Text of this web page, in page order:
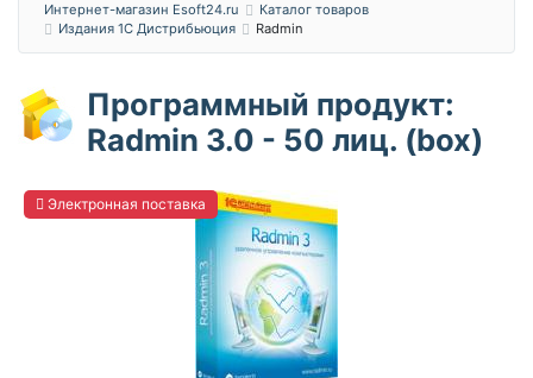
Интернет-магазин Esoft24.ru
Каталог товаров
Издания 1C Дистрибьюция
Radmin
Программный продукт:
Radmin 3.0 - 50 лиц. (box)
Электронная поставка